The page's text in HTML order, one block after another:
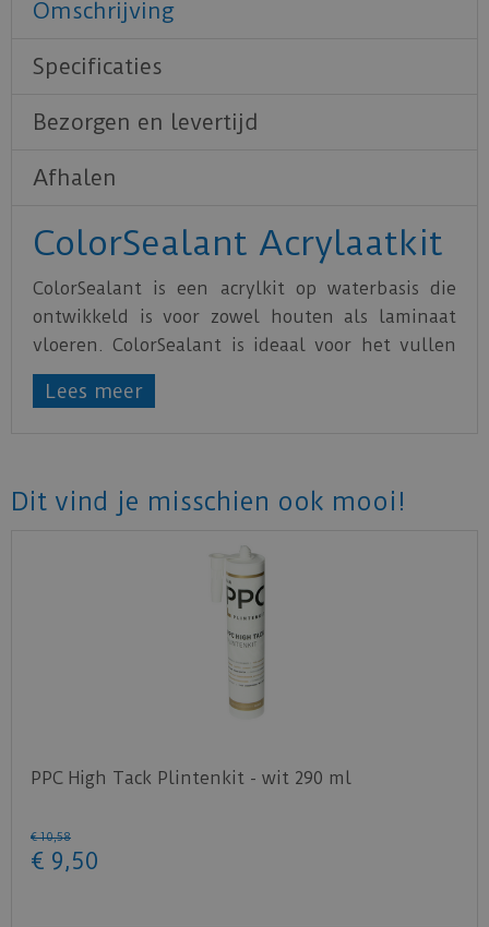
Omschrijving
Specificaties
Bezorgen en levertijd
Afhalen
ColorSealant Acrylaatkit
ColorSealant is een acrylkit op waterbasis die
ontwikkeld is voor zowel houten als laminaat
vloeren. ColorSealant is ideaal voor het vullen
van naden tussen de vloer en de muur of langs
plinten. ColorSealant is verkrijgbaar in
Lees meer
Dit vind je misschien ook mooi!
PPC High Tack Plintenkit - wit 290 ml
€ 10,58
€ 9,50